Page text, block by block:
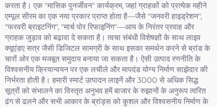
करता है। एक "मासिक पुनर्जीवन" कार्यक्रम, जहां ग्राहकों को प्रत्येक महीने
एम्पूल सीरम का एक नया प्रकार प्राप्त होता है—जैसे "जनवरी हाइड्रेशन",
"फरवरी ब्राइटनिंग", "मार्च पोर रिफाइनिंग"—आय के निरंतर प्रवाह और
ग्राहक जुड़ाव को बढ़ावा दे सकता है। त्वचा संबंधी विशेषज्ञों के साथ लाइव
क्यूएंडए सत्र जैसी डिजिटल सामग्री के साथ इसका समर्थन करने से ब्रांड के
चारों ओर एक मजबूत समुदाय बनाया जा सकता है। ऐसी उत्पाद रणनीति के
विश्वसनीय क्रियान्वयन पर एक लचीले और मापदंड योग्य निर्माण साझेदार की
निर्भरता होती है। हमारी स्मार्ट उत्पादन लाइनें और 3000 से अधिक सिद्ध
सूत्रों को संभालने का विस्तृत अनुभव हमें बाजार के रुझानों के अनुरूप त्वरित
ढंग से ढलने और सभी आकार के ब्रांड्स को कुशल और विश्वसनीय निर्माण के